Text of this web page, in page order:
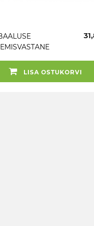
LISA OSTUKORVI